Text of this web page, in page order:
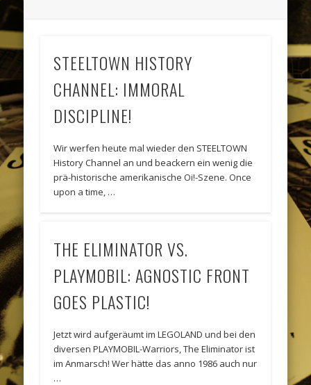
STEELTOWN HISTORY
CHANNEL: IMMORAL
DISCIPLINE!
Wir werfen heute mal wieder den STEELTOWN
History Channel an und beackern ein wenig die
prä-historische amerikanische Oi!-Szene. Once
upon a time, …
THE ELIMINATOR VS.
PLAYMOBIL: AGNOSTIC FRONT
GOES PLASTIC!
Jetzt wird aufgeräumt im LEGOLAND und bei den
diversen PLAYMOBIL-Warriors, The Eliminator ist
im Anmarsch! Wer hätte das anno 1986 auch nur
…